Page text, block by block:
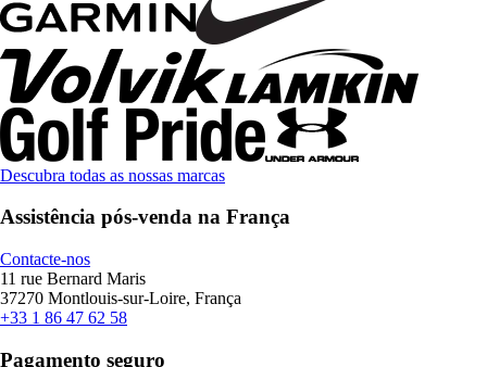
Descubra todas as nossas marcas
Assistência pós-venda na França
Contacte-nos
11 rue Bernard Maris
37270 Montlouis-sur-Loire, França
+33 1 86 47 62 58
Pagamento seguro